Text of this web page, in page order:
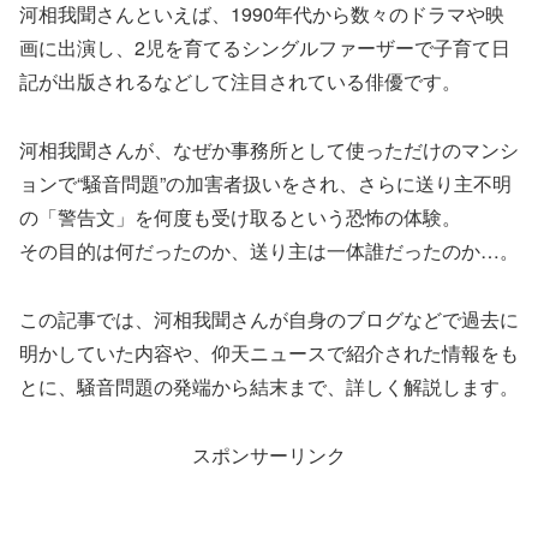
河相我聞さんといえば、1990年代から数々のドラマや映
画に出演し、2児を育てるシングルファーザーで子育て日
記が出版されるなどして注目されている俳優です。
河相我聞さんが、なぜか事務所として使っただけのマンシ
ョンで“騒音問題”の加害者扱いをされ、さらに送り主不明
の「警告文」を何度も受け取るという恐怖の体験。
その目的は何だったのか、送り主は一体誰だったのか…。
この記事では、河相我聞さんが自身のブログなどで過去に
明かしていた内容や、仰天ニュースで紹介された情報をも
とに、騒音問題の発端から結末まで、詳しく解説します。
スポンサーリンク